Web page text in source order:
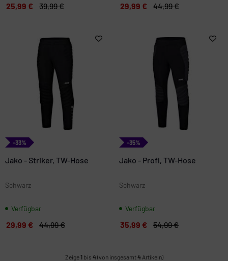
25,99 € 39,99 € 29,99 € 44,99 €
-33%
Jako - Striker, TW-Hose
Schwarz
Verfügbar
29,99 € 44,99 €
-35%
Jako - Profi, TW-Hose
Schwarz
Verfügbar
35,99 € 54,99 €
Zeige1bis 4(von insgesamt4Artikeln)